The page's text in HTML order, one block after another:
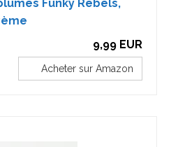
Funky Rebels,
9,99 EUR
Acheter sur Amazon